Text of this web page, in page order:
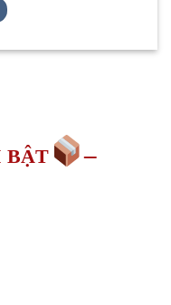
BẬT –